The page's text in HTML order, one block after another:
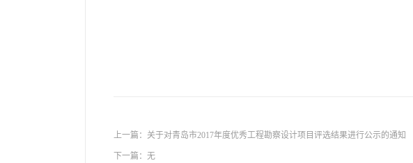
上一篇： 关于对青岛市2017年度优秀工程勘察设计项目评选结果进行公示的通知
下一篇：无